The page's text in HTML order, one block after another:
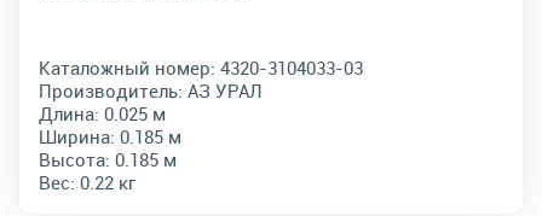
Каталожный номер: 4320-3104033-03
Производитель: АЗ УРАЛ
Длина: 0.025 м
Ширина: 0.185 м
Высота: 0.185 м
Вес: 0.22 кг